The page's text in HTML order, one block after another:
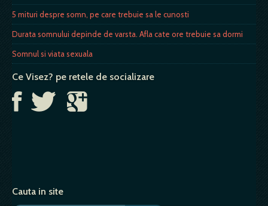
5 mituri despre somn, pe care trebuie sa le cunosti
Durata somnului depinde de varsta. Afla cate ore trebuie sa dormi
Somnul si viata sexuala
Ce Visez? pe retele de socializare
Cauta in site